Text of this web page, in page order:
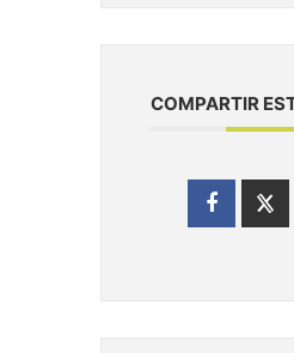
COMPARTIR